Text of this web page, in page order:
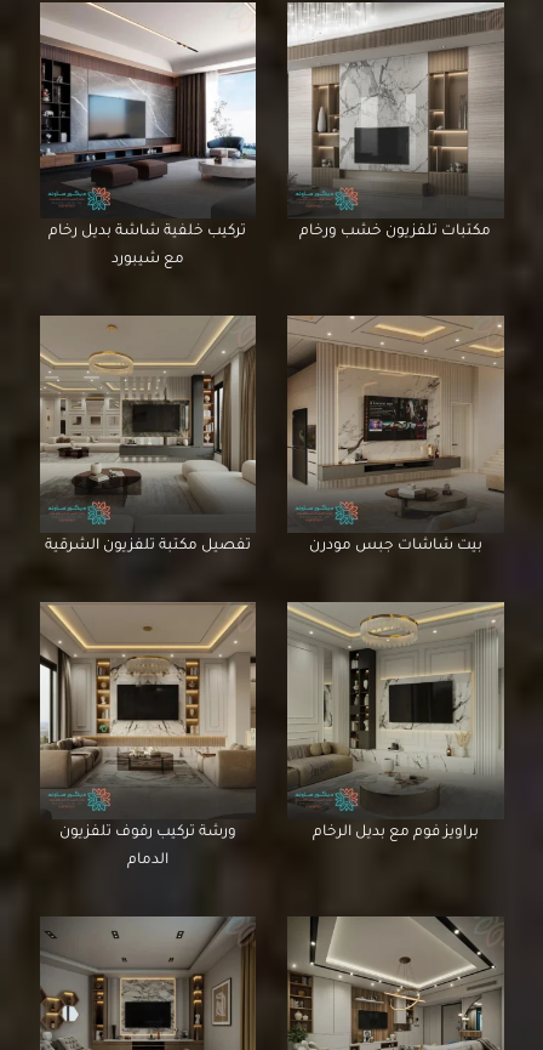
مكتبات تلفزيون خشب ورخام
تركيب خلفية شاشة بديل رخام
مع شيبورد
بيت شاشات جبس مودرن تفصيل مكتبة تلفزيون الشرقية
براويز فوم مع بديل الرخام
ورشة تركيب رفوف تلفزيون
الدمام